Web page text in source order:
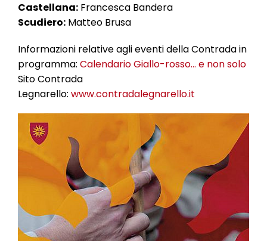
Castellana: Francesca Bandera
Scudiero: Matteo Brusa
Informazioni relative agli eventi della Contrada in
programma: Calendario Giallo-rosso… e non solo
Sito Contrada
Legnarello: www.contradalegnarello.it